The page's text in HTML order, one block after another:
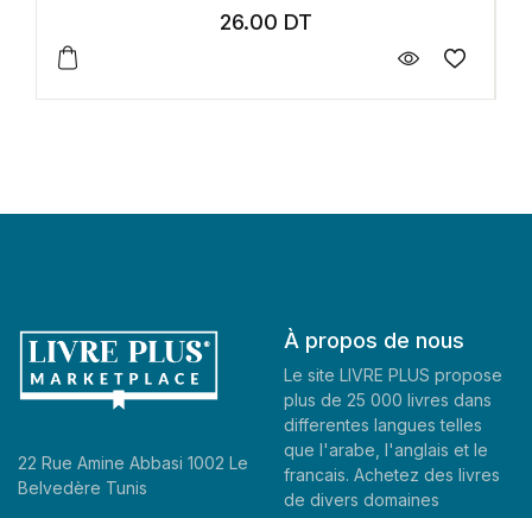
22 Rue Amine Abbasi 1002 Le
Belvedère Tunis
À propos de nous
Le site LIVRE PLUS propose
plus de 25 000 livres dans
differentes langues telles
que l'arabe, l'anglais et le
francais. Achetez des livres
de divers domaines